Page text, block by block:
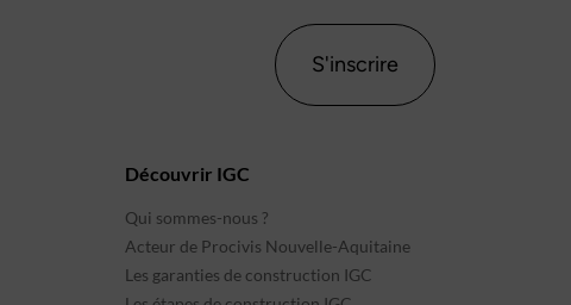
S'inscrire
Découvrir IGC
Qui sommes-nous ?
Acteur de Procivis Nouvelle-Aquitaine
Les garanties de construction IGC